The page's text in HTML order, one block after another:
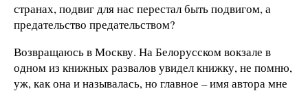
странах, подвиг для нас перестал быть подвигом, а
предательство предательством?
Возвращаюсь в Москву. На Белорусском вокзале в
одном из книжных развалов увидел книжку, не помню,
уж, как она и называлась, но главное – имя автора мне